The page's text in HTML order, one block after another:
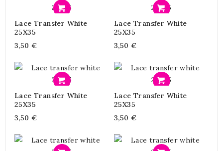
Lace Transfer White
25X35
3,50 €
Lace Transfer White
25X35
3,50 €
Lace Transfer White
25X35
3,50 €
Lace Transfer White
25X35
3,50 €